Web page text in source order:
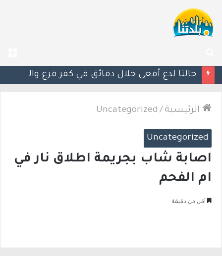
عن
حالتا لدغ أفعى خلال دقائق في كفر قرع والشمال.. إصابتان إحداهما خطيرة
الرئيسية /
Uncategorized
Uncategorized
اصابة شاب بجريمة اطلاق نار في
ام الفحم
أقل من دقيقة